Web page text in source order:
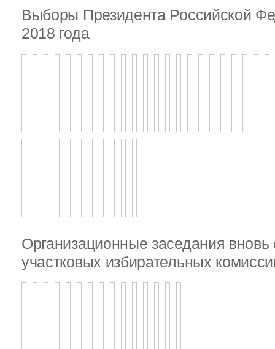
Выборы Президента Российской
2018 года
Организационные заседания
участковых избирательных